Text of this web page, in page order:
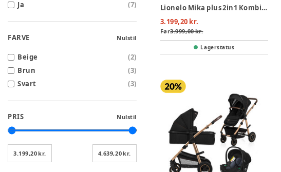
Ja (7)
FARVE Nulstil
Beige (2)
Brun
(3)
Svart
(3)
PRIS Nulstil
3.199,20 kr. 4.639,20 kr.
Lionelo Mika plus 2in1 Kombivogn - Black Onyx
3.199,20 kr.
Før3.999,00 kr.
Lagerstatus